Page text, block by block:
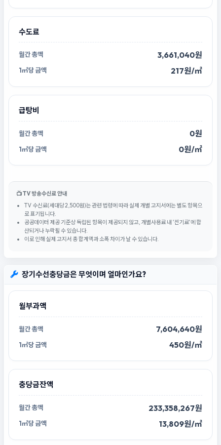
수도료
3,661,040원
217원/㎡
급탕비
0원
0원/㎡
📺 TV 방송수신료 안내
TV 수신료(세대당 2,500원)는 관련 법령에 따라 실제 개별 고지서에는 별도 항목으
로 표기됩니다.
공공데이터 제공 기준상 독립된 항목이 제공되지 않고, 개별사용료 내 '전기료'에 합
산되거나 누락될 수 있습니다.
이로 인해 실제 고지서 총 합계액과 소폭 차이가 날 수 있습니다.
장기수선충당금은 무엇이며 얼마인가요?
월부과액
7,604,640원
450원/㎡
충당금잔액
233,358,267원
13,809원/㎡